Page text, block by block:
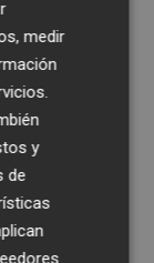
medir
y
de